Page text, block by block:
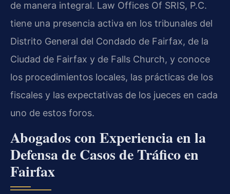
de manera integral. Law Offices Of SRIS, P.C.
tiene una presencia activa en los tribunales del
Distrito General del Condado de Fairfax, de la
Ciudad de Fairfax y de Falls Church, y conoce
los procedimientos locales, las prácticas de los
fiscales y las expectativas de los jueces en cada
uno de estos foros.
Abogados con Experiencia en la
Defensa de Casos de Tráfico en
Fairfax